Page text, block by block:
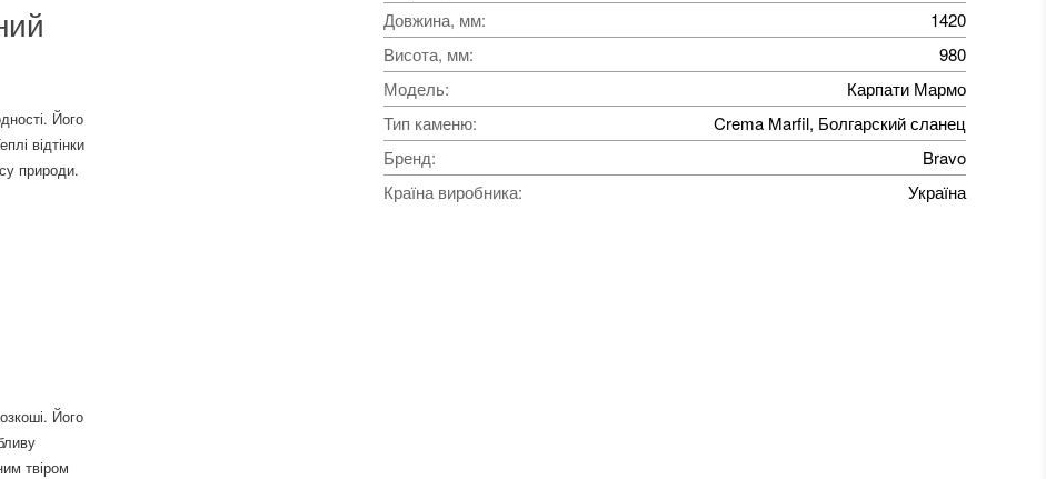
Його
відтінки
природи.
Його
твіром
Довжина, мм:
1420
Висота, мм:
980
Модель:
Карпати Мармо
Тип каменю:
Crema Marfil, Болгарский сланец
Бренд:
Bravo
Країна виробника: Україна